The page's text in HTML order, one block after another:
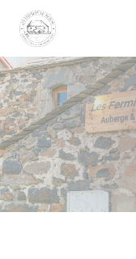
Cookie管理面板